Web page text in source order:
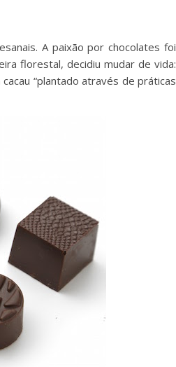
A paixão por chocolates foi
florestal, decidiu mudar de vida:
“plantado através de práticas